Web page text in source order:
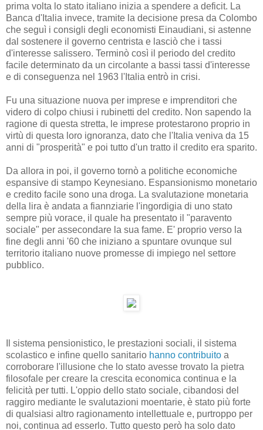
prima volta lo stato italiano inizia a spendere a deficit. La
Banca d'Italia invece, tramite la decisione presa da Colombo
che seguì i consigli degli economisti Einaudiani, si astenne
dal sostenere il governo centrista e lasciò che i tassi
d'interesse salissero. Terminò così il periodo del credito
facile determinato da un circolante a bassi tassi d'interesse
e di conseguenza nel 1963 l'Italia entrò in crisi.
Fu una situazione nuova per imprese e imprenditori che
videro di colpo chiusi i rubinetti del credito. Non sapendo la
ragione di questa stretta, le imprese protestarono proprio in
virtù di questa loro ignoranza, dato che l'Italia veniva da 15
anni di "prosperità" e poi tutto d'un tratto il credito era sparito.
Da allora in poi, il governo tornò a politiche economiche
espansive di stampo Keynesiano. Espansionismo monetario
e credito facile sono una droga. La svalutazione monetaria
della lira è andata a fiannziarie l'ingordigia di uno stato
sempre più vorace, il quale ha presentato il "paravento
sociale" per assecondare la sua fame. E' proprio verso la
fine degli anni '60 che iniziano a spuntare ovunque sul
territorio italiano nuove promesse di impiego nel settore
pubblico.
Il sistema pensionistico, le prestazioni sociali, il sistema
scolastico e infine quello sanitario hanno contribuito a
corroborare l'illusione che lo stato avesse trovato la pietra
filosofale per creare la crescita economica continua e la
felicità per tutti. L'oppio dello stato sociale, cibandosi del
raggiro mediante le svalutazioni moentarie, è stato più forte
di qualsiasi altro ragionamento intellettuale e, purtroppo per
noi, continua ad esserlo. Tutto questo però ha solo dato